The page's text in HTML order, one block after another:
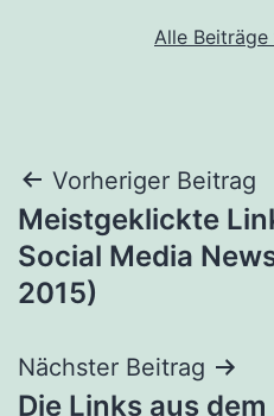
Alle
Vorheriger Beitrag
Meistgeklickte
Social Media
2015)
Nächster Beitrag
Die Links aus